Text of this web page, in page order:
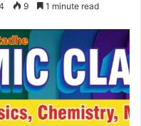
9 1 minute read